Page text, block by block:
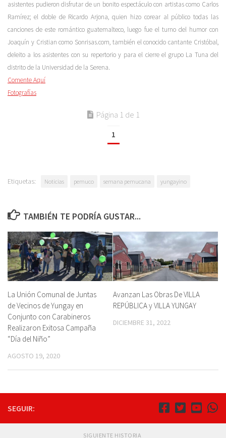
asistentes pudieron disfrutar de un bonito espectáculo con artistas como Carlos
Ramírez; el doble de Ricardo Arjona, quien hizo corear al público todas las
canciones de este romántico guatemalteco, luego fue el turno del humor con
Joaquín y Cristian como Sonrisas.com, también el conocido cantante Cristóbal,
deleito a los asistentes con su repertorio y para el cierre el grupo La Tuna del
distrito de la Universidad de la Serena.
Comente Aquí
Fotografías
Página 1 de 1
1
Etiquetas: Noticias pemuco semana pemucana yungayino
TAMBIÉN TE PODRÍA GUSTAR...
La Unión Comunal de Juntas
de Vecinos de Yungay en
Conjunto con Carabineros
Realizaron Exitosa Campaña
“Día del Niño”
AGOSTO 19, 2020
Avanzan Las Obras De VILLA
REPÚBLICA y VILLA YUNGAY
DICIEMBRE 31, 2022
SEGUIR:
SIGUIENTE HISTORIA